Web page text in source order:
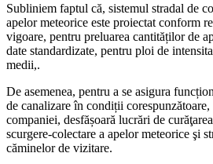
Subliniem faptul că, sistemul stradal de
apelor meteorice este proiectat conform
vigoare, pentru preluarea cantităților de
date standardizate, pentru ploi de
medii,.
De asemenea, pentru a se asigura
de canalizare în condiții
companiei, desfășoară lucrări de
scurgere-colectare a apelor meteorice şi
căminelor de vizitare.